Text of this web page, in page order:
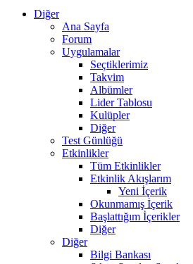
Diğer
Ana Sayfa
Forum
Uygulamalar
Seçtiklerimiz
Takvim
Albümler
Lider Tablosu
Kulüpler
Diğer
Test Günlüğü
Etkinlikler
Tüm Etkinlikler
Etkinlik Akışlarım
Yeni İçerik
Okunmamış İçerik
Başlattığım İçerikler
Diğer
Diğer
Bilgi Bankası